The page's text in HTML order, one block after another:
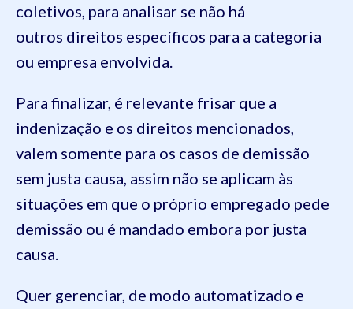
coletivos, para analisar se não há
outros direitos específicos para a categoria
ou empresa envolvida.
Para finalizar, é relevante frisar que a
indenização e os direitos mencionados,
valem somente para os casos de demissão
sem justa causa, assim não se aplicam às
situações em que o próprio empregado pede
demissão ou é mandado embora por justa
causa.
Quer gerenciar, de modo automatizado e